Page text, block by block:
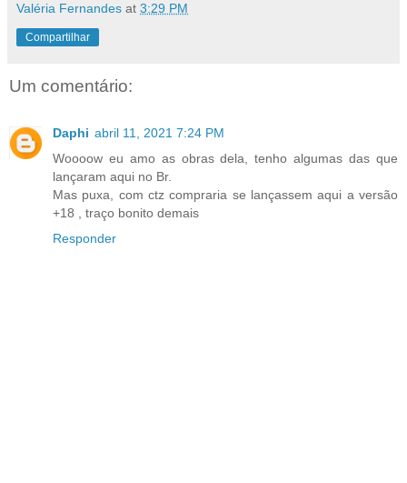
Valéria Fernandes at 3:29 PM
Compartilhar
Um comentário:
Daphi abril 11, 2021 7:24 PM
Woooow eu amo as obras dela, tenho algumas das que
lançaram aqui no Br.
Mas puxa, com ctz compraria se lançassem aqui a versão
+18 , traço bonito demais
Responder